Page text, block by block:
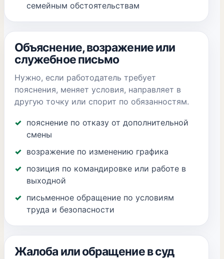
семейным обстоятельствам
Объяснение, возражение или
служебное письмо
Нужно, если работодатель требует
пояснения, меняет условия, направляет в
другую точку или спорит по обязанностям.
пояснение по отказу от дополнительной
смены
возражение по изменению графика
позиция по командировке или работе в
выходной
письменное обращение по условиям
труда и безопасности
Жалоба или обращение в суд